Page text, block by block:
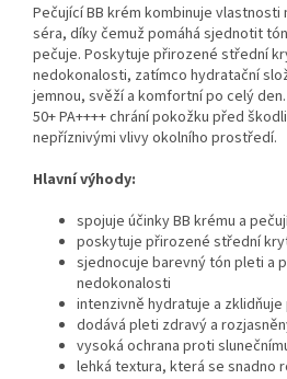
Pečující BB krém kombinuje vlastnosti
séra, díky čemuž pomáhá sjednotit
pečuje. Poskytuje přirozené střední
nedokonalosti, zatímco hydratační
jemnou, svěží a komfortní po celý
50+ PA++++ chrání pokožku před
nepříznivými vlivy okolního prostředí.
Hlavní výhody:
spojuje účinky BB krému a
poskytuje přirozené střední
sjednocuje barevný tón pleti a
nedokonalosti
intenzivně hydratuje a
dodává pleti zdravý a
vysoká ochrana proti
lehká textura, která se snadno